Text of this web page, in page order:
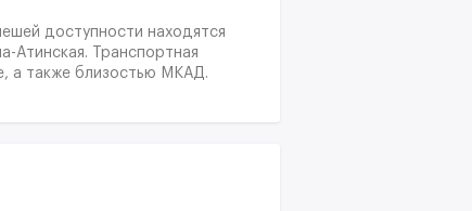
доступности находятся
Атинская. Транспортная
а также близостью МКАД.